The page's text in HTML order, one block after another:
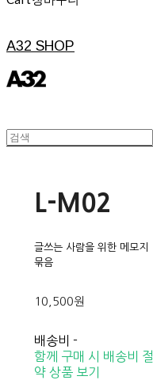
A32 SHOP
L-M02
글쓰는 사람을 위한 메모지
묶음
10,500원
배송비 -
함께 구매 시 배송비 절
약 상품 보기